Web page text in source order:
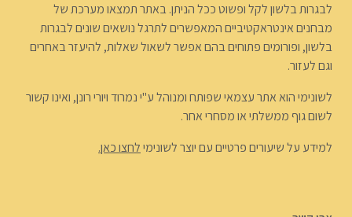
לבגרות בלשון לקל ופשוט ככל הניתן. באתר תמצאו מערכת של
מבחנים אינטראקטיביים המאפשרים לתרגל נושאים שונים לבגרות
בלשון, ופורומים פתוחים בהם אפשר לשאול שאלות, להיעזר באחרים
וגם לעזור.
לשונימי הוא אתר עצמאי שפותח ומנוהל ע"י נמרוד ויורי רונן, ואינו קשור
לשום גוף ממשלתי או מסחרי אחר.
למידע על שיעורים פרטיים עם יוצר לשונימילחצו כאן.